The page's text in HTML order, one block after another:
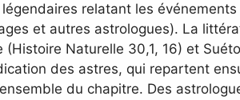
relatant les
et autres astrologues). La
Naturelle 30,1, 16) et
des astres, qui repartent
du chapitre. Des